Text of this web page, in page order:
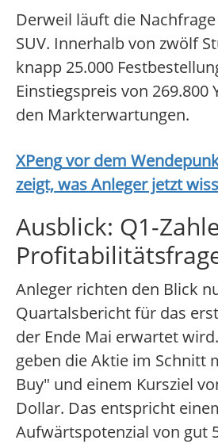
Derweil läuft die
SUV. Innerhalb von zwölf
knapp 25.000
Einstiegspreis von 269.800
den Markterwartungen.
XPengvor dem
zeigt, was Anleger jetzt
Ausblick: Q1-
Anleger richten den Blick
Quartalsbericht für das
der Ende Mai erwartet
geben die Aktie im Schnitt
Buy" und einem Kursziel
Dollar. Das entspricht
Aufwärtspotenzial von gut